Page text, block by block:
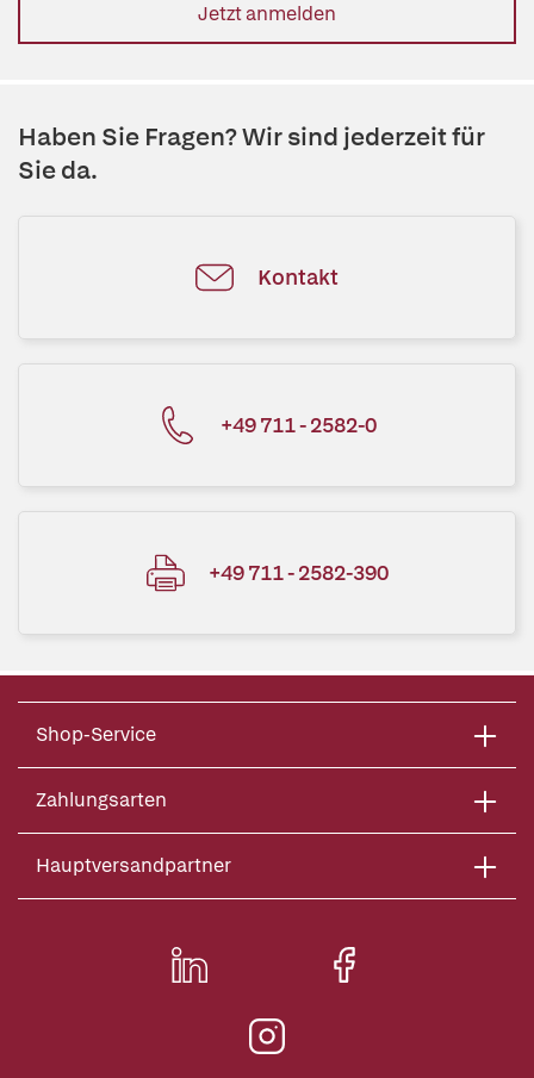
Jetzt anmelden
Haben Sie Fragen? Wir sind jederzeit für
Sie da.
Kontakt
+49 711 - 2582-0
+49 711 - 2582-390
Shop-Service
Zahlungsarten
Hauptversandpartner